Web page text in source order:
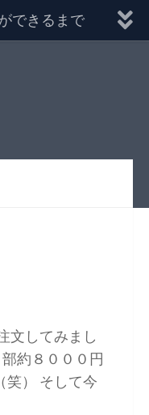
できるまで
文してみまし
約８０００円
笑） そして今